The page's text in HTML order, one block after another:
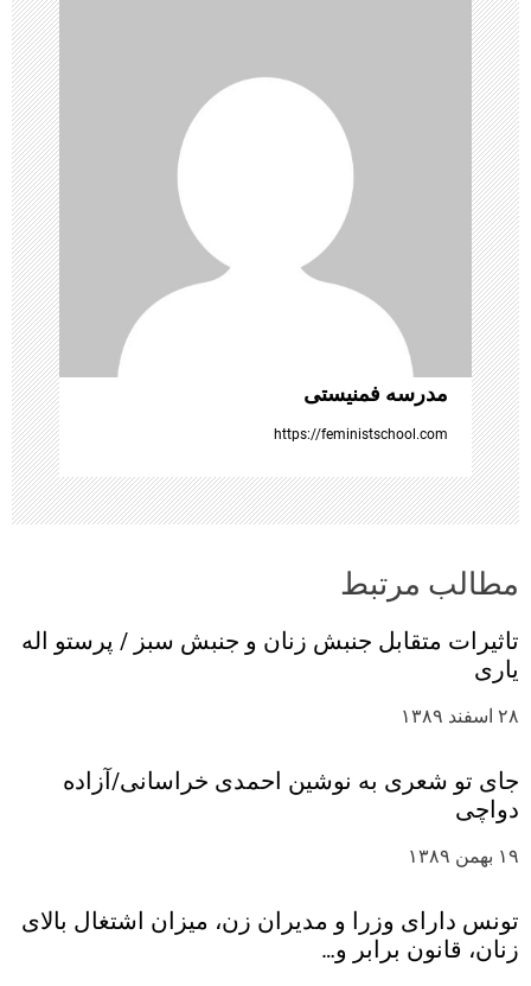
ن
و
ش
ت
ه‌
ه
ا
مدرسه فمنیستی
https://feministschool.com
مطالب مرتبط
تاثیرات متقابل جنبش زنان و جنبش‌ سبز / پرستو اله
یاری
۲۸ اسفند ۱۳۸۹
جای تو شعری به نوشین احمدی خراسانی/آزاده
دواچی
۱۹ بهمن ۱۳۸۹
تونس دارای وزرا و مدیران زن، میزان اشتغال بالای
زنان، قانون برابر و…